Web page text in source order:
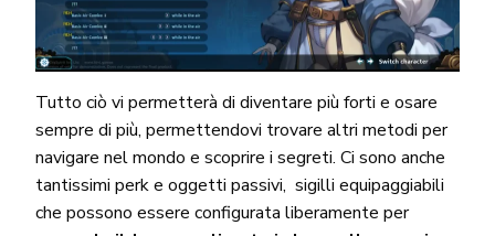
Tutto ciò vi permetterà di diventare più forti e osare
sempre di più, permettendovi trovare altri metodi per
navigare nel mondo e scoprire i segreti. Ci sono anche
tantissimi perk e oggetti passivi, sigilli equipaggiabili
che possono essere configurata liberamente per